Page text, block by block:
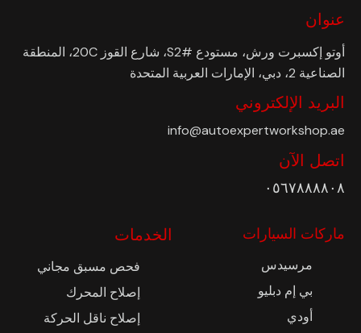
عنوان
أوتو إكسبرت ورش، مستودع #S2، شارع القوز 20C، المنطقة
الصناعية 2، دبي، الإمارات العربية المتحدة
البريد الإلكتروني
info@autoexpertworkshop.ae
اتصل الآن
٠٥٦٧٨٨٨٨٠٨
ماركات السيارات
مرسيدس
بي إم دبليو
أودي
الخدمات
فحص مسبق مجاني
إصلاح المحرك
إصلاح ناقل الحركة